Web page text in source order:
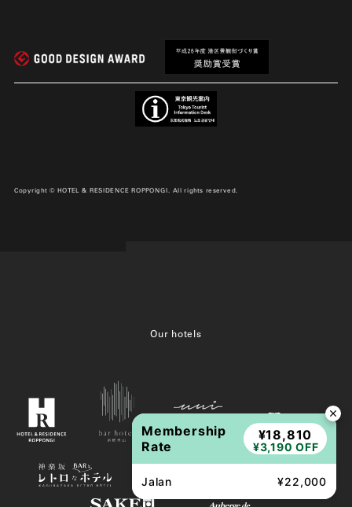
Copyright © HOTEL & RESIDENCE ROPPONGI. All rights reserved.
Our hotels
Membership
Rate
¥18,810
¥3,190 OFF
Jalan ¥22,000